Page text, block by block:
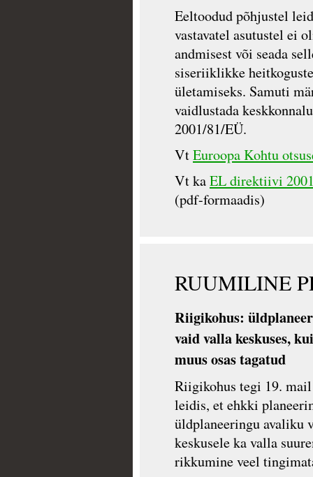
Eeltoodud põhjustel
vastavatel asutustel ei
andmisest või seada
siseriiklikke
ületamiseks. Samuti
vaidlustada
2001/81/EÜ.
VtEuroopa Kohtu
Vt kaEL direktiivi
(pdf-formaadis)
RUUMILINE
Riigikohus:
vaid valla keskuses,
muus osas tagatud
Riigikohus tegi 19.
leidis, et ehkki
üldplaneeringu avaliku
keskusele ka valla
rikkumine veel